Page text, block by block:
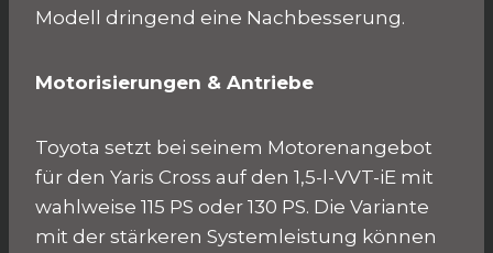
Modell dringend eine Nachbesserung.
Motorisierungen & Antriebe
Toyota setzt bei seinem Motorenangebot
für den Yaris Cross auf den 1,5-l-VVT-iE mit
wahlweise 115 PS oder 130 PS. Die Variante
mit der stärkeren Systemleistung können